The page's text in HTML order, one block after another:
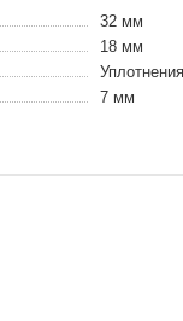
32 мм
18 мм
7 мм